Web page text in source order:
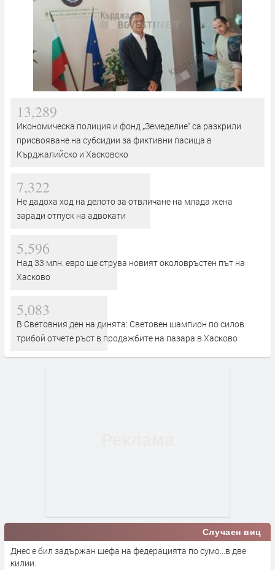
13,289
Икономическа полиция и фонд „Земеделие“ са разкрили
присвояване на субсидии за фиктивни пасища в
Кърджалийско и Хасковско
7,322
Не дадоха ход на делото за отвличане на млада жена
заради отпуск на адвокати
5,596
Над 33 млн. евро ще струва новият околовръстен път на
Хасково
5,083
В Световния ден на динята: Световен шампион по силов
трибой отчете ръст в продажбите на пазара в Хасково
Случаен виц
Днес е бил задържан шефа на федерацията по сумо...в две
килии.